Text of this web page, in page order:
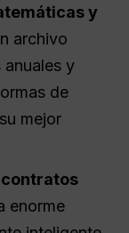
y
archivo
anuales y
de
mejor
contratos
enorme